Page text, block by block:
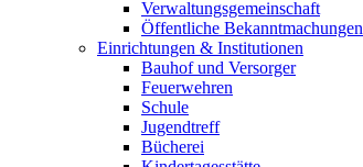
Verwaltungsgemeinschaft
Öffentliche Bekanntmachungen
Einrichtungen & Institutionen
Bauhof und Versorger
Feuerwehren
Schule
Jugendtreff
Bücherei